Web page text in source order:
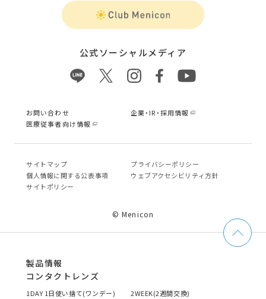
公式ソーシャルメディア
お問い合わせ
企業・IR・採用情報
医療従事者向け情報
サイトマップ
プライバシーポリシー
個⼈情報に関する公表事項
ウェブアクセシビリティ方針
サイトポリシー
© Menicon
製品情報
コンタクトレンズ
1DAY 1日使い捨て(ワンデー)
2WEEK(2週間交換)